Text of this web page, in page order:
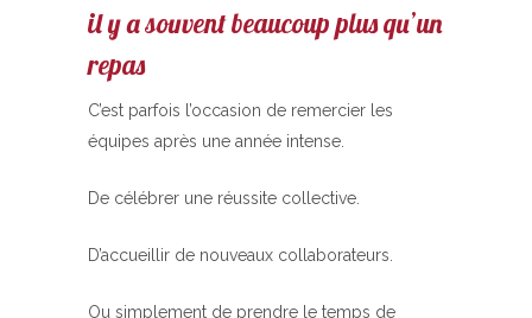
il y a souvent beaucoup plus qu’un
repas
C’est parfois l’occasion de remercier les
équipes après une année intense.
De célébrer une réussite collective.
D’accueillir de nouveaux collaborateurs.
Ou simplement de prendre le temps de